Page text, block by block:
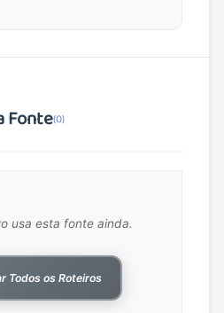
Fonte(0)
usa esta fonte ainda.
Todos os Roteiros